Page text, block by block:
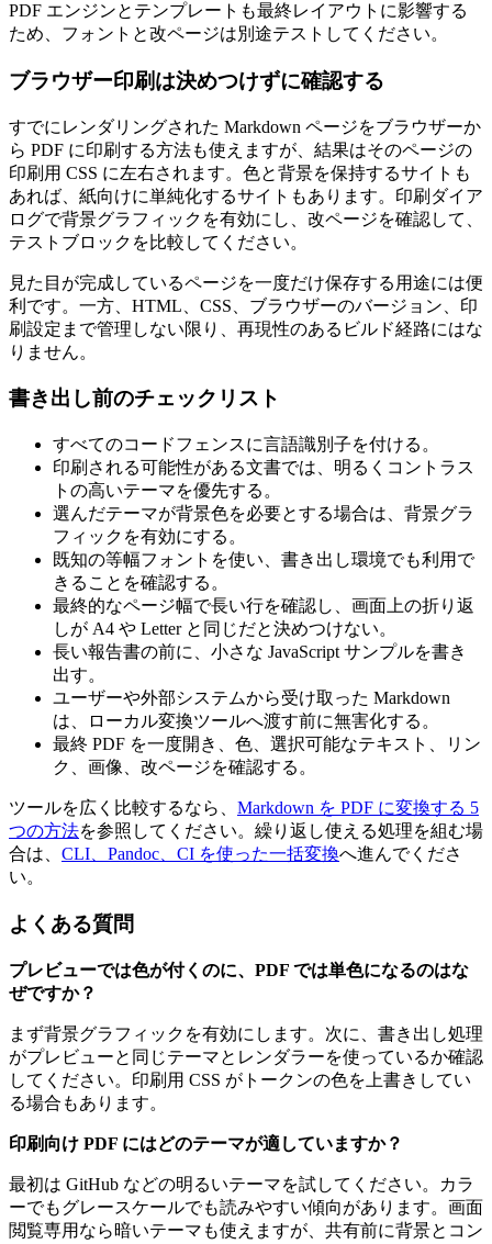
PDF エンジンとテンプレートも最終レイアウトに影響する
ため、フォントと改ページは別途テストしてください。
ブラウザー印刷は決めつけずに確認する
すでにレンダリングされた Markdown ページをブラウザーか
ら PDF に印刷する方法も使えますが、結果はそのページの
印刷用 CSS に左右されます。色と背景を保持するサイトも
あれば、紙向けに単純化するサイトもあります。印刷ダイア
ログで背景グラフィックを有効にし、改ページを確認して、
テストブロックを比較してください。
見た目が完成しているページを一度だけ保存する用途には便
利です。一方、HTML、CSS、ブラウザーのバージョン、印
刷設定まで管理しない限り、再現性のあるビルド経路にはな
りません。
書き出し前のチェックリスト
すべてのコードフェンスに言語識別子を付ける。
印刷される可能性がある文書では、明るくコントラス
トの高いテーマを優先する。
選んだテーマが背景色を必要とする場合は、背景グラ
フィックを有効にする。
既知の等幅フォントを使い、書き出し環境でも利用で
きることを確認する。
最終的なページ幅で長い行を確認し、画面上の折り返
しが A4 や Letter と同じだと決めつけない。
長い報告書の前に、小さな JavaScript サンプルを書き
出す。
ユーザーや外部システムから受け取った Markdown
は、ローカル変換ツールへ渡す前に無害化する。
最終 PDF を一度開き、色、選択可能なテキスト、リン
ク、画像、改ページを確認する。
ツールを広く比較するなら、 Markdown を PDF に変換する 5
つの方法を参照してください。繰り返し使える処理を組む場
合は、 CLI、Pandoc、CI を使った一括変換へ進んでくださ
い。
よくある質問
プレビューでは色が付くのに、PDF では単色になるのはな
ぜですか？
まず背景グラフィックを有効にします。次に、書き出し処理
がプレビューと同じテーマとレンダラーを使っているか確認
してください。印刷用 CSS がトークンの色を上書きしてい
る場合もあります。
印刷向け PDF にはどのテーマが適していますか？
最初は GitHub などの明るいテーマを試してください。カラ
ーでもグレースケールでも読みやすい傾向があります。画面
閲覧専用なら暗いテーマも使えますが、共有前に背景とコン